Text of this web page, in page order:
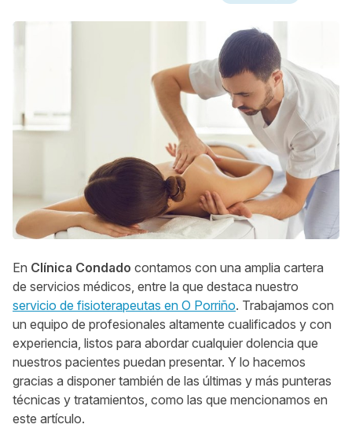
En Clínica Condado contamos con una amplia cartera
de servicios médicos, entre la que destaca nuestro
servicio de fisioterapeutas en O Porriño. Trabajamos con
un equipo de profesionales altamente cualificados y con
experiencia, listos para abordar cualquier dolencia que
nuestros pacientes puedan presentar. Y lo hacemos
gracias a disponer también de las últimas y más punteras
técnicas y tratamientos, como las que mencionamos en
este artículo.